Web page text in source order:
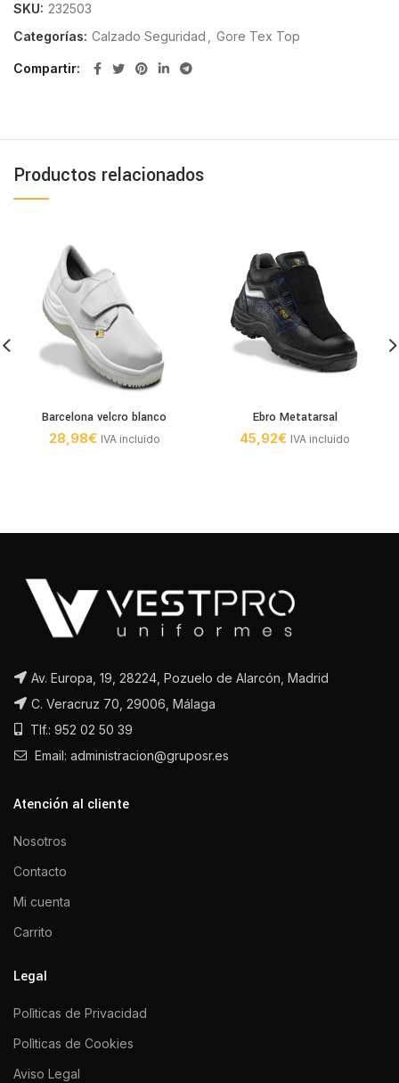
SKU: 232503
Categorías: Calzado Seguridad Gore Tex Top
Compartir
Productos relacionados
Barcelona velcro blanco
28,98€ IVA incluido
Ebro Metatarsal
45,92€ IVA incluido
Av. Europa, 19, 28224, Pozuelo de Alarcón, Madrid
C. Veracruz 70, 29006, Málaga
Tlf.: 952 02 50 39
Email: administracion@gruposr.es
Atención al cliente
Nosotros
Contacto
Mi cuenta
Carrito
Legal
Polìticas de Privacidad
Polìticas de Cookies
Aviso Legal